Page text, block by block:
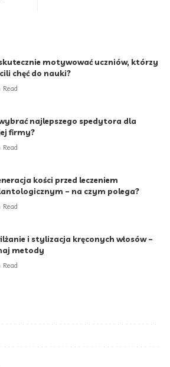
motywować uczniów, którzy
chęć do nauki?
najlepszego spedytora dla
firmy?
kości przed leczeniem
– na czym polega?
i stylizacja kręconych włosów –
metody